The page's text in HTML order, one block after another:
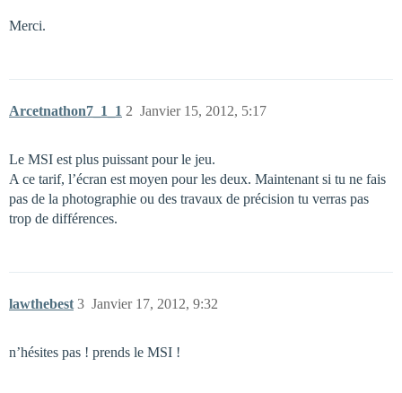
Merci.
Arcetnathon7_1_1 Janvier 15, 2012, 5:17
2
Le MSI est plus puissant pour le jeu.
A ce tarif, l’écran est moyen pour les deux. Maintenant si tu ne fais
pas de la photographie ou des travaux de précision tu verras pas
trop de différences.
lawthebest Janvier 17, 2012, 9:32
3
n’hésites pas ! prends le MSI !